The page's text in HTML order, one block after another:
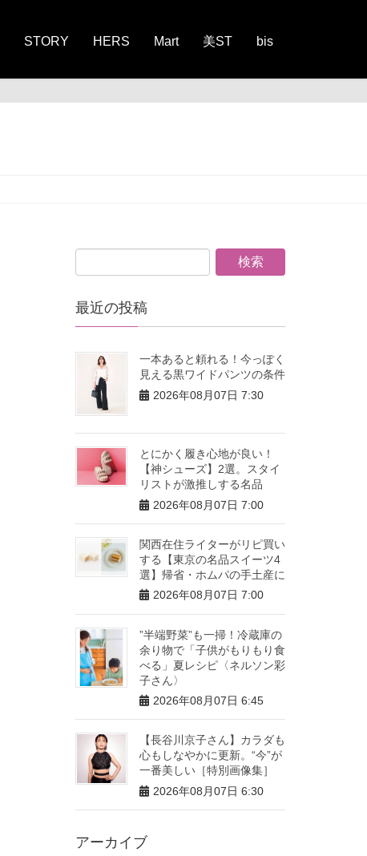
STORY HERS Mart 美ST bis
最近の投稿
一本あると頼れる！今っぽく
見える黒ワイドパンツの条件
2026年08月07日 7:30
とにかく履き心地が良い！
【神シューズ】2選。スタイ
リストが激推しする名品
2026年08月07日 7:00
関西在住ライターがリピ買い
する【東京の名品スイーツ4
選】帰省・ホムパの手土産に
2026年08月07日 7:00
”半端野菜”も一掃！冷蔵庫の
余り物で「子供がもりもり食
べる」夏レシピ〈ネルソン彩
子さん〉
2026年08月07日 6:45
【長谷川京子さん】カラダも
心もしなやかに更新。“今”が
一番美しい［特別画像集］
2026年08月07日 6:30
アーカイブ